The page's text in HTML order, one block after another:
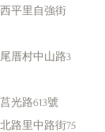
平里自強街
厝村中山路3
光路613號
路里中路街75